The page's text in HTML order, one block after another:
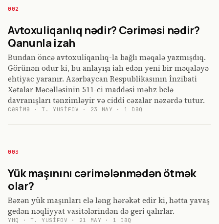
002
Avtoxuliqanlıq nədir? Cəriməsi nədir?
Qanunla izah
Bundan öncə avtoxuliqanlıq-la bağlı məqalə yazmışdıq.
Görünən odur ki, bu anlayışı iah edən yeni bir məqaləyə
ehtiyac yaranır. Azərbaycan Respublikasının İnzibati
Xətalar Məcəlləsinin 511-ci maddəsi məhz belə
davranışları tənzimləyir və ciddi cəzalar nəzərdə tutur.
CƏRIMƏ · T. YUSIFOV · 23 MAY · 1 DƏQ
003
Yük maşınını cərimələnmədən ötmək
olar?
Bəzən yük maşınları elə ləng hərəkət edir ki, hətta yavaş
gedən nəqliyyat vasitələrindən də geri qalırlar.
YHQ · T. YUSIFOV · 21 MAY · 1 DƏQ